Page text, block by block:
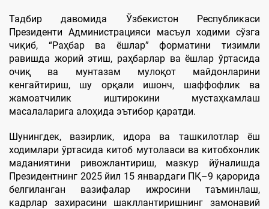
Тадбир давомида Ўзбекистон Республикаси
Президенти Администрацияси масъул ходими сўзга
чиқиб, “Раҳбар ва ёшлар” форматини тизимли
равишда жорий этиш, раҳбарлар ва ёшлар ўртасида
очиқ ва мунтазам мулоқот майдонларини
кенгайтириш, шу орқали ишонч, шаффофлик ва
жамоатчилик иштирокини мустаҳкамлаш
масалаларига алоҳида эътибор қаратди.
Шунингдек, вазирлик, идора ва ташкилотлар ёш
ходимлари ўртасида китоб мутолааси ва китобхонлик
маданиятини ривожлантириш, мазкур йўналишда
Президентнинг 2025 йил 15 январдаги ПҚ–9 қарорида
белгиланган вазифалар ижросини таъминлаш,
кадрлар захирасини шакллантиришнинг замонавий